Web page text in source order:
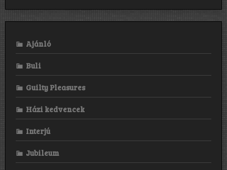
Ajánló
Buli
Guilty Pleasures
Házi kedvencek
Interjú
Jubileum